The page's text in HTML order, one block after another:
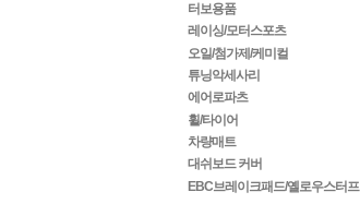
터보용품
레이싱/모터스포츠
오일/첨가제/케미컬
튜닝악세사리
에어로파츠
휠/타이어
차량매트
대쉬보드 커버
EBC브레이크패드/옐로우스터프